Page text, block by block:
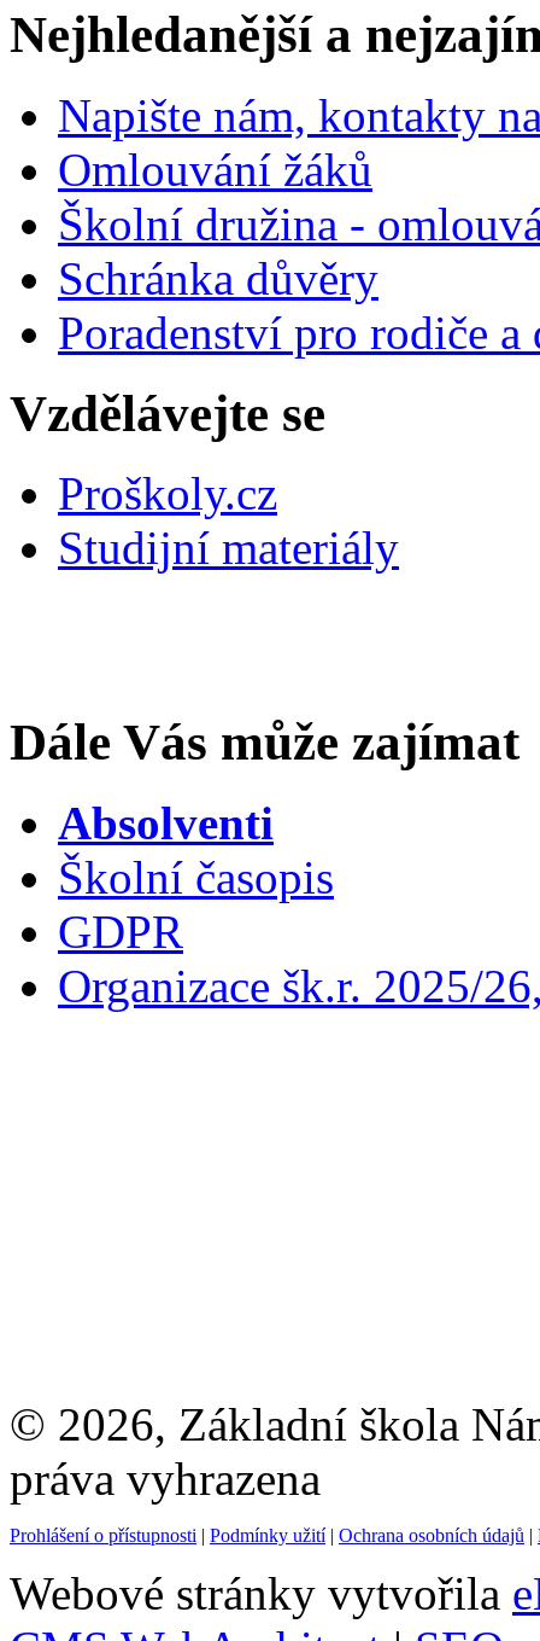
Nejhledanější a
Napište nám, kontakty
Omlouvání žáků
Školní družina -
Schránka důvěry
Poradenství pro rodiče
Vzdělávejte se
Proškoly.cz
Studijní materiály
Dále Vás může zajímat
Absolventi
Školní časopis
GDPR
Organizace šk.r. 2025/
© 2026, Základní škola
práva vyhrazena
Prohlášení o přístupnosti | Podmínky užití| Ochrana osobních údajů |
Webové stránky vytvořila